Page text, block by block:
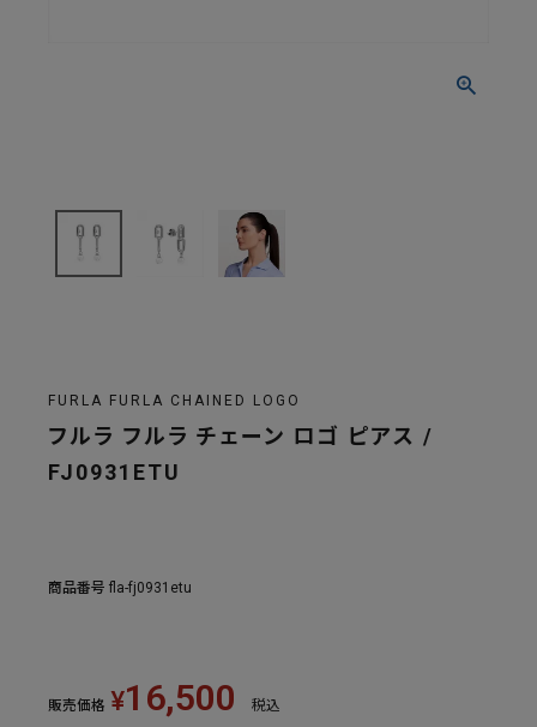
FURLA FURLA CHAINED LOGO
フルラ フルラ チェーン ロゴ ピアス /
FJ0931ETU
商品番号 fla-fj0931etu
販売価格 ¥16,500 税込